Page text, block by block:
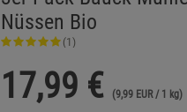
Nüssen Bio
(1)
17,99 € (9,99 EUR / 1 kg)